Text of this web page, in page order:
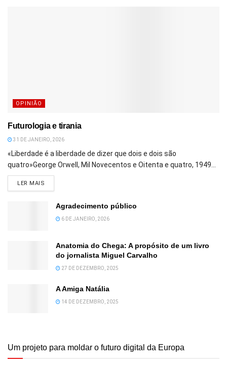
OPINIÃO
Futurologia e tirania
31 DE JANEIRO, 2026
«Liberdade é a liberdade de dizer que dois e dois são
quatro»George Orwell, Mil Novecentos e Oitenta e quatro, 1949...
LER MAIS
Agradecimento público
6 DE JANEIRO, 2026
Anatomia do Chega: A propósito de um livro
do jornalista Miguel Carvalho
27 DE DEZEMBRO, 2025
A Amiga Natália
14 DE DEZEMBRO, 2025
Um projeto para moldar o futuro digital da Europa